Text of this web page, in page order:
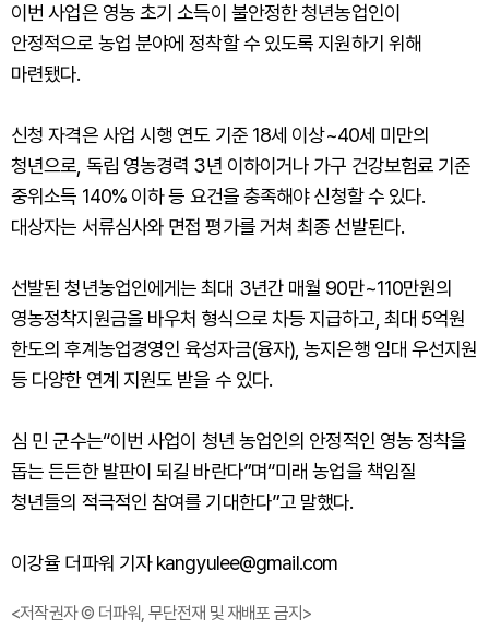
이번 사업은 영농 초기 소득이 불안정한 청년농업인이
안정적으로 농업 분야에 정착할 수 있도록 지원하기 위해
마련됐다.
신청 자격은 사업 시행 연도 기준 18세 이상~40세 미만의
청년으로, 독립 영농경력 3년 이하이거나 가구 건강보험료 기준
중위소득 140% 이하 등 요건을 충족해야 신청할 수 있다.
대상자는 서류심사와 면접 평가를 거쳐 최종 선발된다.
선발된 청년농업인에게는 최대 3년간 매월 90만~110만원의
영농정착지원금을 바우처 형식으로 차등 지급하고, 최대 5억원
한도의 후계농업경영인 육성자금(융자), 농지은행 임대 우선지원
등 다양한 연계 지원도 받을 수 있다.
심 민 군수는“이번 사업이 청년 농업인의 안정적인 영농 정착을
돕는 든든한 발판이 되길 바란다”며“미래 농업을 책임질
청년들의 적극적인 참여를 기대한다”고 말했다.
이강율 더파워 기자 kangyulee@gmail.com
<저작권자 © 더파워, 무단전재 및 재배포 금지>